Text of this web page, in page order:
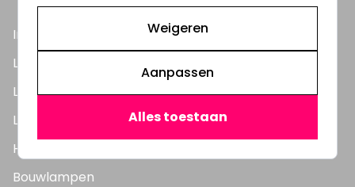
Inbouwspots
LED Lampen
LED TL Buizen
LED Panelen
Highbay's / Ufo's
Bouwlampen
Weigeren
Aanpassen
Alles toestaan